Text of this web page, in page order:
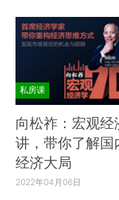
私房课
向松祚：宏观经
讲，带你了解国
经济大局
2022年04月06日